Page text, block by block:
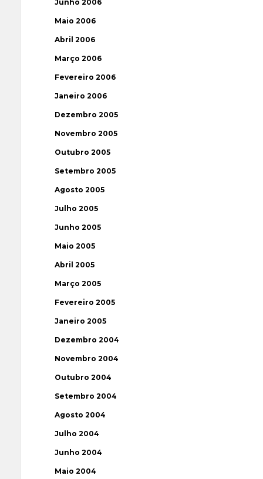
Junho 2006
Maio 2006
Abril 2006
Março 2006
Fevereiro 2006
Janeiro 2006
Dezembro 2005
Novembro 2005
Outubro 2005
Setembro 2005
Agosto 2005
Julho 2005
Junho 2005
Maio 2005
Abril 2005
Março 2005
Fevereiro 2005
Janeiro 2005
Dezembro 2004
Novembro 2004
Outubro 2004
Setembro 2004
Agosto 2004
Julho 2004
Junho 2004
Maio 2004